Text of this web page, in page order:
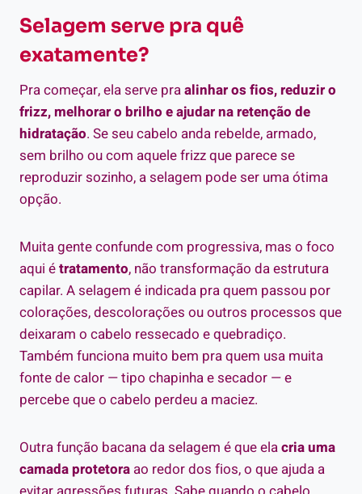
Selagem serve pra quê
exatamente?
Pra começar, ela serve praalinhar os fios, reduzir o
frizz, melhorar o brilho e ajudar na retenção de
hidratação. Se seu cabelo anda rebelde, armado,
sem brilho ou com aquele frizz que parece se
reproduzir sozinho, a selagem pode ser uma ótima
opção.
Muita gente confunde com progressiva, mas o foco
aqui étratamento, não transformação da estrutura
capilar. A selagem é indicada pra quem passou por
colorações, descolorações ou outros processos que
deixaram o cabelo ressecado e quebradiço.
Também funciona muito bem pra quem usa muita
fonte de calor — tipo chapinha e secador — e
percebe que o cabelo perdeu a maciez.
Outra função bacana da selagem é que elacria uma
camada protetora ao redor dos fios, o que ajuda a